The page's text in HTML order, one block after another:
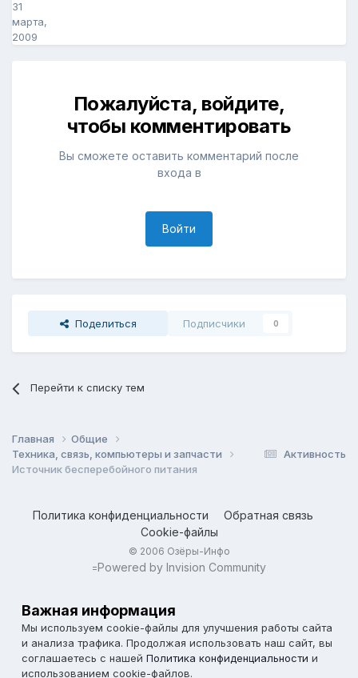
31
марта,
2009
Пожалуйста, войдите,
чтобы комментировать
Вы сможете оставить комментарий после
входа в
Войти
Поделиться Подписчики 0
Перейти к списку тем
Активность
Главная
Общие
Техника, связь, компьютеры и запчасти
Источник бесперебойного питания
Политика конфиденциальности
Обратная связь
Cookie-файлы
© 2006 Озёры-Инфо
=Powered by Invision Community
Важная информация
Мы используем cookie-файлы для улучшения работы сайта
и анализа трафика. Продолжая использовать наш сайт, вы
соглашаетесь с нашей Политика конфиденциальности и
использованием cookie-файлов.